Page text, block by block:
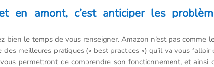
en amont, c’est anticiper les
bien le temps de vous renseigner. Amazon n’est pas comme
des meilleures pratiques (« best practices ») qu’il va vous
permettront de comprendre son fonctionnement, et ainsi